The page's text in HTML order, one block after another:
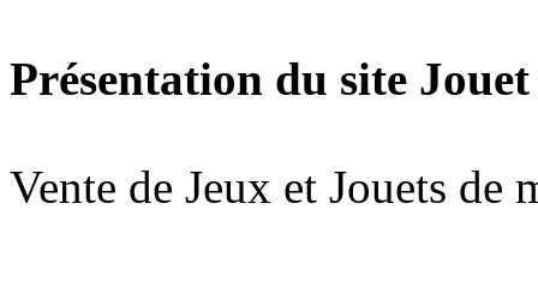
Présentation du site
Vente de Jeux et Jouets